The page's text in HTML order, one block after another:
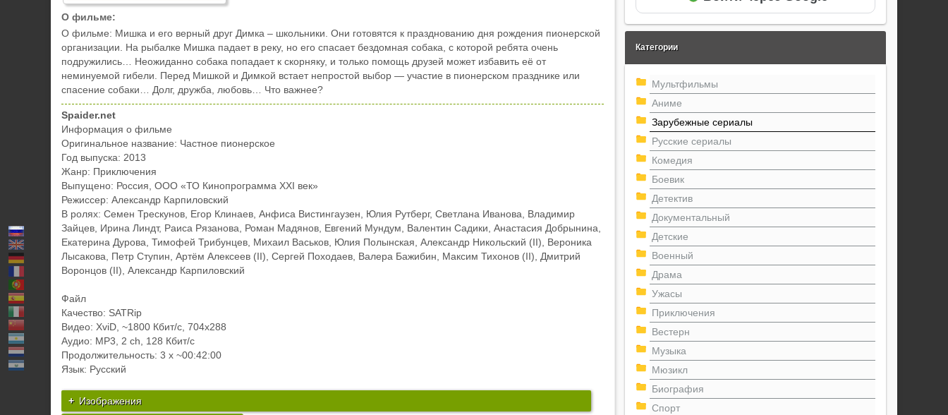
О фильме:
О фильме: Мишка и его верный друг Димка – школьники. Они готовятся к празднованию дня рождения пионерской
организации. На рыбалке Мишка падает в реку, но его спасает бездомная собака, с которой ребята очень
подружились… Неожиданно собака попадает к скорняку, и только помощь друзей может избавить её от
неминуемой гибели. Перед Мишкой и Димкой встает непростой выбор — участие в пионерском празднике или
спасение собаки… Долг, дружба, любовь… Что важнее?
Spaider.net
Информация о фильме
Оригинальное название: Частное пионерское
Год выпуска: 2013
Жанр: Приключения
Выпущено: Россия, ООО «ТО Кинопрограмма ХХI век»
Режиссер: Александр Карпиловский
В ролях: Семен Трескунов, Егор Клинаев, Анфиса Вистингаузен, Юлия Рутберг, Светлана Иванова, Владимир
Зайцев, Ирина Линдт, Раиса Рязанова, Роман Мадянов, Евгений Мундум, Валентин Садики, Анастасия Добрынина,
Екатерина Дурова, Тимофей Трибунцев, Михаил Васьков, Юлия Полынская, Александр Никольский (II), Вероника
Лысакова, Петр Ступин, Артём Алексеев (II), Сергей Походаев, Валера Бажибин, Максим Тихонов (II), Дмитрий
Воронцов (II), Александр Карпиловский
Файл
Качество: SATRip
Видео: XviD, ~1800 Кбит/с, 704x288
Аудио: MP3, 2 ch, 128 Кбит/с
Продолжительность: 3 х ~00:42:00
Язык: Русский
Изображения
Категории
Мультфильмы
Аниме
Зарубежные сериалы
Русские сериалы
Комедия
Боевик
Детектив
Документальный
Детские
Военный
Драма
Ужасы
Приключения
Вестерн
Музыка
Мюзикл
Биография
Спорт